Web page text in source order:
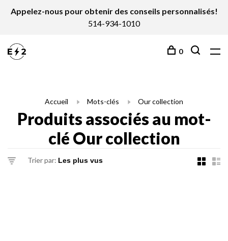
Appelez-nous pour obtenir des conseils personnalisés!
514-934-1010
0
Accueil Mots-clés Our collection
Produits associés au mot-
clé Our collection
Trier par: